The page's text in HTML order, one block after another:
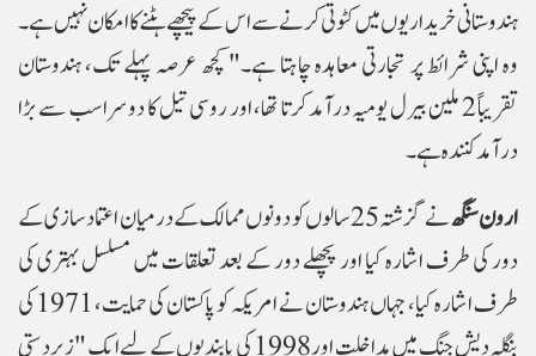
ہندوستانی خریداریوں میں کٹوتی کرنے سے اس کے پیچھے ہٹنے کا امکان نہیں ہے۔
وہ اپنی شرائط پر تجارتی معاہدہ چاہتا ہے۔" کچھ عرصہ پہلے تک، ہندوستان
تقریباً 2 ملین بیرل یومیہ درآمد کرتا تھا، اور روسی تیل کا دوسرا سب سے بڑا
درآمد کنندہ ہے۔
ارون سنگھ
نے گزشتہ 25 سالوں کو دونوں ممالک کے درمیان اعتماد سازی کے
دور کی طرف اشارہ کیا اور پچھلے دور کے بعد تعلقات میں مسلسل بہتری کی
طرف اشارہ کیا، جہاں ہندوستان نے امریکہ کو پاکستان کی حمایت، 1971 کی